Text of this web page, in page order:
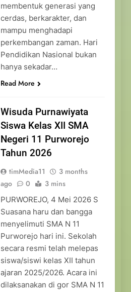
membentuk generasi yang
cerdas, berkarakter, dan
mampu menghadapi
perkembangan zaman. Hari
Pendidikan Nasional bukan
hanya sekadar…
Read More
Wisuda Purnawiyata
Siswa Kelas XII SMA
Negeri 11 Purworejo
Tahun 2026
timMedia11
3 months
ago
0 3 mins
PURWOREJO, 4 Mei 2026 S
Suasana haru dan bangga
menyelimuti SMA N 11
Purworejo hari ini. Sekolah
secara resmi telah melepas
siswa/siswi kelas XII tahun
ajaran 2025/2026. Acara ini
dilaksanakan di gor SMA N 11